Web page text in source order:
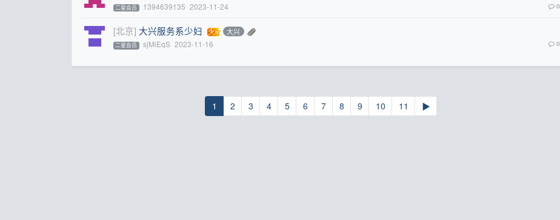
二星会员 1394639135 2023-11-24 0
[北京] 大兴服务系少妇 大兴
二星会员 sjMiEqS 2023-11-16 0
1 2 3 4 5 6 7 8 9 10 11 ▶